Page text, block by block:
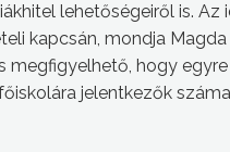
lehetőségeiről is. Az
kapcsán, mondja
megfigyelhető, hogy
jelentkezők